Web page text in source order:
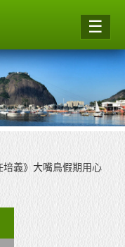
☰
培義》大嘴鳥假期用心